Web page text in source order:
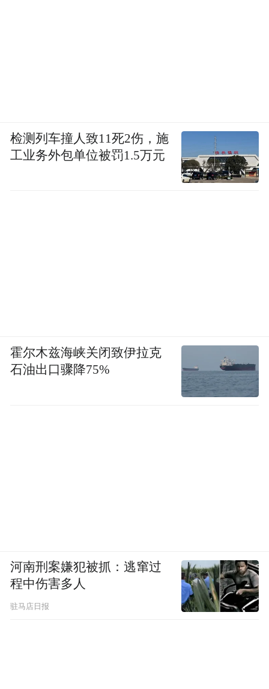
检测列车撞人致11死2伤，施
工业务外包单位被罚1.5万元
霍尔木兹海峡关闭致伊拉克
石油出口骤降75%
河南刑案嫌犯被抓：逃窜过
程中伤害多人
驻马店日报